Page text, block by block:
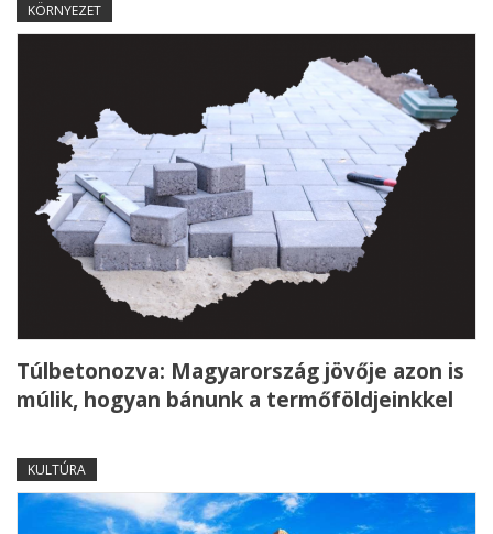
KÖRNYEZET
Túlbetonozva: Magyarország jövője azon is
múlik, hogyan bánunk a termőföldjeinkkel
KULTÚRA